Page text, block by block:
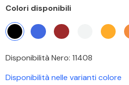
Colori disponibili
Disponibilità Nero: 11408
Disponibilità nelle varianti colore